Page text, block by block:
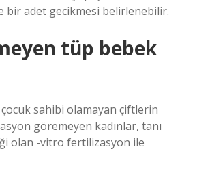
bir adet gecikmesi belirlenebilir.
tüp bebek
sahibi olamayan çiftlerin
göremeyen kadınlar, tanı
olan -vitro fertilizasyon ile